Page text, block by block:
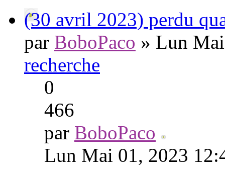
(30 avril 2023) perdu
par BoboPaco » Lun
recherche
0
466
par BoboPaco
Lun Mai 01, 2023